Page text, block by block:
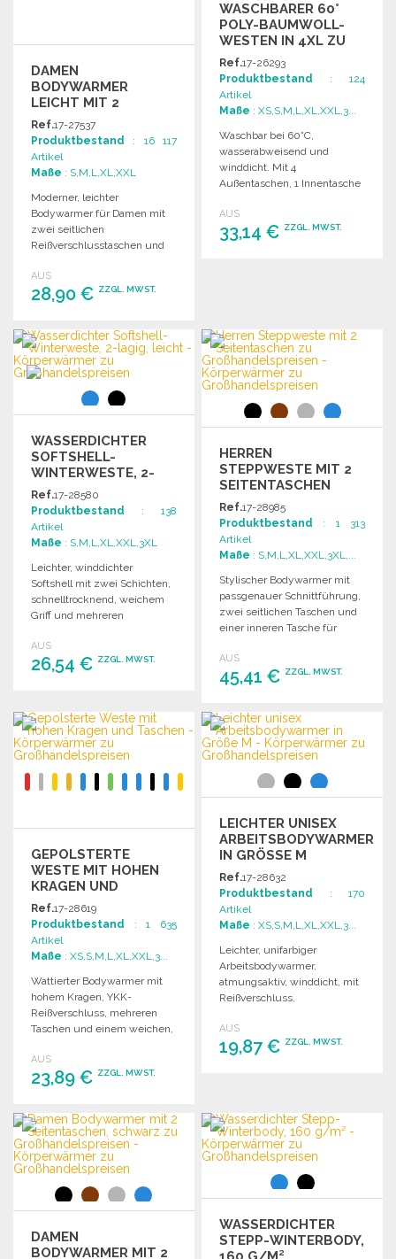
DAMEN
BODYWARMER
LEICHT MIT 2
TASCHEN
Ref.17-27537
Produktbestand : 16 117
Artikel
Maße : S,M,L,XL,XXL
Moderner, leichter
Bodywarmer für Damen mit
zwei seitlichen
Reißverschlusstaschen und
Kontrastierende
Reißverschlüsse.
AUS
28,90 € ZZGL. MWST.
BESTELLEN
Angebot anfordern
WASCHBARER 60°
POLY-BAUMWOLL-
WESTEN IN 4XL ZU
GROSSHANDELSPREISEN
Ref.17-26293
Produktbestand : 124
Artikel
Maße : XS,S,M,L,XL,XXL,3...
Waschbar bei 60°C,
wasserabweisend und
winddicht. Mit 4
Außentaschen, 1 Innentasche
besseren Komfort.
AUS
33,14 € ZZGL. MWST.
WASSERDICHTER
SOFTSHELL-
WINTERWESTE, 2-
LAGIG, LEICHT ZU
GROSSHANDELSPREISEN
Ref.17-28580
Produktbestand : 138
Artikel
Maße : S,M,L,XL,XXL,3XL
Leichter, winddichter
Softshell mit zwei Schichten,
schnelltrocknend, weichem
Griff und mehreren
vielfältige Aktivitäten.
AUS
26,54 € ZZGL. MWST.
Angebot anfordern
HERREN
STEPPWESTE MIT 2
SEITENTASCHEN
Ref.17-28985
Produktbestand : 1 313
Artikel
Maße : S,M,L,XL,XXL,3XL,...
Stylischer Bodywarmer mit
passgenauer Schnittführung,
zwei seitlichen Taschen und
einer inneren Tasche für
AUS
45,41 € ZZGL. MWST.
BESTELLEN
Angebot anfordern
GEPOLSTERTE
WESTE MIT HOHEN
KRAGEN UND
TASCHEN
Ref.17-28619
Produktbestand : 1 635
Artikel
Maße : XS,S,M,L,XL,XXL,3...
Wattierter Bodywarmer mit
hohem Kragen, YKK-
Reißverschluss, mehreren
Taschen und einem weichen,
AUS
23,89 € ZZGL. MWST.
BESTELLEN
Angebot anfordern
LEICHTER UNISEX
ARBEITSBODYWARMER
IN GRÖSSE M
Ref.17-28632
Produktbestand : 170
Artikel
Maße : XS,S,M,L,XL,XXL,3...
Leichter, unifarbiger
Arbeitsbodywarmer,
atmungsaktiv, winddicht, mit
Reißverschluss,
elastischem Bund. Unisex
und großzügiger Schnitt.
AUS
19,87 € ZZGL. MWST.
Angebot anfordern
DAMEN
BODYWARMER MIT 2
WASSERDICHTER
STEPP-WINTERBODY,